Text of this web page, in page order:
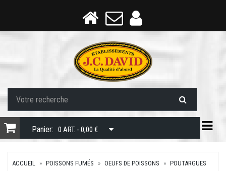
Panier: 0 ART. - 0,00 €
ACCUEIL POISSONS FUMÉS OEUFS DE POISSONS POUTARGUES